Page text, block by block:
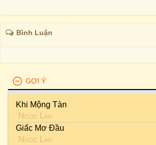
Bình Luận
GỢI Ý
Khi Mộng Tàn
Ngọc Lan
Giấc Mơ Đầu
Ngọc Lan